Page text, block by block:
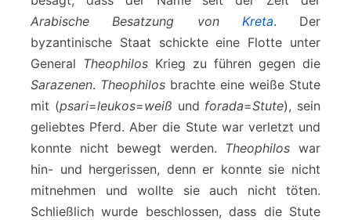
Arabische Besatzung von Kreta. Der
byzantinische Staat schickte eine Flotte unter
General Theophilos Krieg zu führen gegen die
Sarazenen. Theophilos brachte eine weiße Stute
mit (psari=leukos=weiß und forada=Stute), sein
geliebtes Pferd. Aber die Stute war verletzt und
konnte nicht bewegt werden. Theophilos war
hin- und hergerissen, denn er konnte sie nicht
mitnehmen und wollte sie auch nicht töten.
Schließlich wurde beschlossen, dass die Stute